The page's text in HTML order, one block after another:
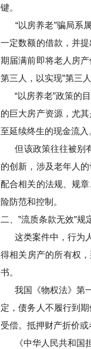
键。
“以房养老”骗局系
一定数额的借款，并
期届满前即将老人房
第三人，以实现”第三
“以房养老”政策的
的巨大房产资源，尤
至延续终生的现金流入
但该政策往往被别
的创新，涉及老年人
配合相关的法规、规
险防范和控制。
二、”流质条款无效”规
这类案件中，行为
得相关房产的所有权
书。
我国《物权法》第
定，债务人不履行到
受偿。抵押财产折价或
《中华人民共和